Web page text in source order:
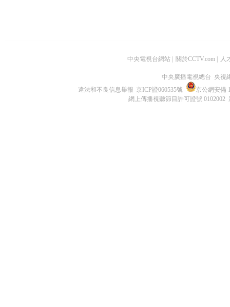
中央電視台網站 關於CCTV.com 人
中央廣播電視總台 央視
違法和不良信息舉報 京ICP證060535號
京公網安備
網上傳播視聽節目許可證號 0102002